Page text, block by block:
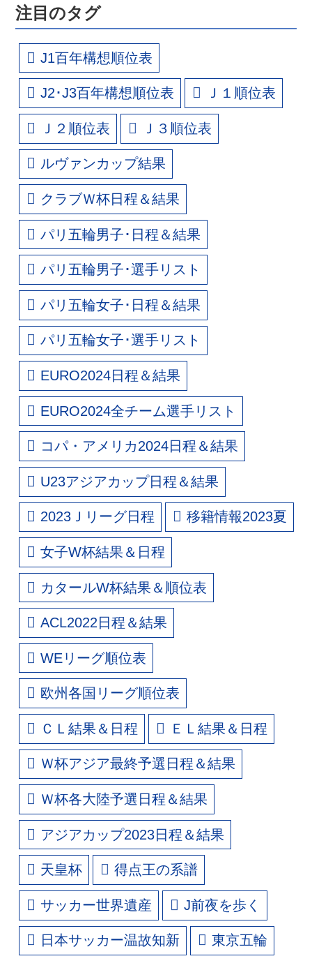
注目のタグ
J1百年構想順位表
J2･J3百年構想順位表 Ｊ１順位表
Ｊ２順位表 Ｊ３順位表
ルヴァンカップ結果
クラブＷ杯日程＆結果
パリ五輪男子･日程＆結果
パリ五輪男子･選手リスト
パリ五輪女子･日程＆結果
パリ五輪女子･選手リスト
EURO2024日程＆結果
EURO2024全チーム選手リスト
コパ・アメリカ2024日程＆結果
U23アジアカップ日程＆結果
2023Ｊリーグ日程 移籍情報2023夏
女子W杯結果＆日程
カタールW杯結果＆順位表
ACL2022日程＆結果
WEリーグ順位表
欧州各国リーグ順位表
ＣＬ結果＆日程 ＥＬ結果＆日程
Ｗ杯アジア最終予選日程＆結果
Ｗ杯各大陸予選日程＆結果
アジアカップ2023日程＆結果
天皇杯 得点王の系譜
サッカー世界遺産 J前夜を歩く
日本サッカー温故知新 東京五輪